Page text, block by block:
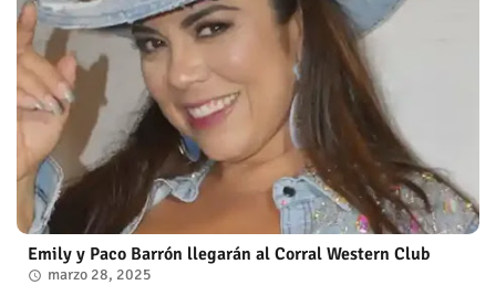
Emily y Paco Barrón llegarán al Corral Western Club
marzo 28, 2025